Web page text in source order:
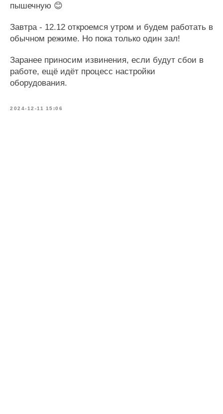
пышечную 😊
Завтра - 12.12 откроемся утром и будем работать в
обычном режиме. Но пока только один зал!
Заранее приносим извинения, если будут сбои в
работе, ещё идёт процесс настройки
оборудования.
2024-12-11 15:06